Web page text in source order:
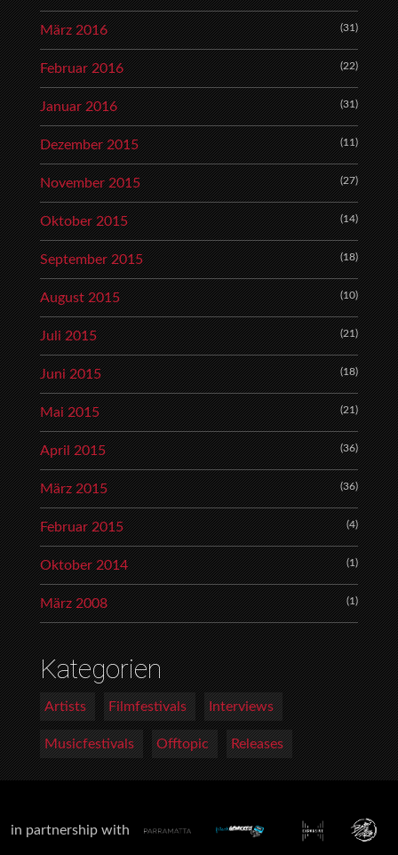
März 2016 (31)
Februar 2016 (22)
Januar 2016 (31)
Dezember 2015 (11)
November 2015 (27)
Oktober 2015 (14)
September 2015 (18)
August 2015 (10)
Juli 2015 (21)
Juni 2015 (18)
Mai 2015 (21)
April 2015 (36)
März 2015 (36)
Februar 2015 (4)
Oktober 2014 (1)
März 2008 (1)
Kategorien
Artists Filmfestivals Interviews
Musicfestivals Offtopic Releases
in partnership with